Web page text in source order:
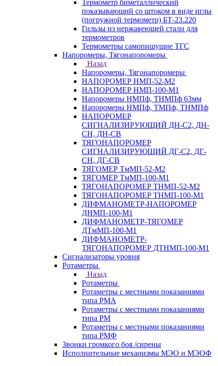
Термометр биметаллический
показывающий со штоком в виде иглы
(погружной термометр) БТ-23.220
Гильзы из нержавеющей стали для
термометров
Термометры самопишущие ТГС
Напоромеры, Тягонапоромеры
Назад
Напоромеры, Тягонапоромеры
НАПОРОМЕР НМП-52-М2
НАПОРОМЕР НМП-100-М1
Напоромеры НМПф, ТНМПф 63мм
Напоромеры НМПф, ТМПф, ТНМПф
НАПОРОМЕР
СИГНАЛИЗИРУЮЩИЙ ДН-С2, ДН-
СН, ДН-СВ
ТЯГОНАПОРОМЕР
СИГНАЛИЗИРУЮЩИЙ ДГ-С2, ДГ-
СН, ДГ-СВ
ТЯГОМЕР ТмМП-52-М2
ТЯГОМЕР ТмМП-100-М1
ТЯГОНАПОРОМЕР ТНМП-52-М2
ТЯГОНАПОРОМЕР ТНМП-100-М1
ДИФМАНОМЕТР-НАПОРОМЕР
ДНМП-100-М1
ДИФМАНОМЕТР-ТЯГОМЕР
ДТмМП-100-М1
ДИФМАНОМЕТР-
ТЯГОНАПОРОМЕР ДТНМП-100-М1
Сигнализаторы уровня
Ротаметры
Назад
Ротаметры
Ротаметры с местными показаниями
типа РМА
Ротаметры с местными показаниями
типа РМ
Ротаметры с местными показаниями
типа РМФ
Звонки громкого боя /сирены
Исполнительные механизмы МЭО и МЭОФ